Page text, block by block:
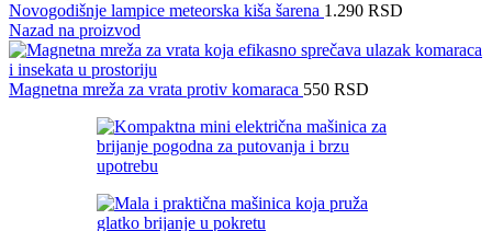
Novogodišnje lampice meteorska kiša šarena 1.290 RSD
Nazad na proizvod
Magnetna mreža za vrata protiv komaraca 550 RSD